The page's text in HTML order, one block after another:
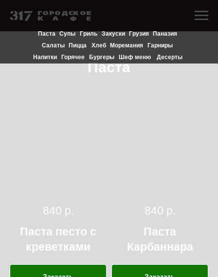
Паста
Шеф меню
Бургеры
Горячее Десерты
Напитки
Паста Грузия
Гриль Паназия
Закуски
Супы
Моремания
Гарниры
Пицца
Салаты Хлеб
840 р.
Паста песто с
креветками
840 р.
Паста
Карбаннара